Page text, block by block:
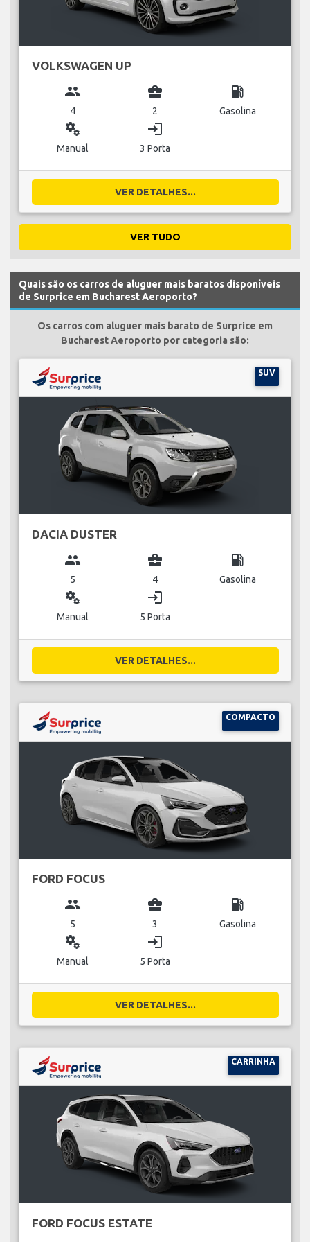
VOLKSWAGEN UP
group
4
business_center
2
local_gas_station
Gasolina
miscellaneous_services
Manual
login
3 Porta
VER DETALHES...
VER TUDO
Quais são os carros de aluguer mais baratos disponíveis
de Surprice em Bucharest Aeroporto?
Os carros com aluguer mais barato de Surprice em
Bucharest Aeroporto por categoria são:
SUV
DACIA DUSTER
group
5
business_center
4
local_gas_station
Gasolina
miscellaneous_services
Manual
login
5 Porta
VER DETALHES...
COMPACTO
FORD FOCUS
group
5
business_center
3
local_gas_station
Gasolina
miscellaneous_services
Manual
login
5 Porta
VER DETALHES...
CARRINHA
FORD FOCUS ESTATE